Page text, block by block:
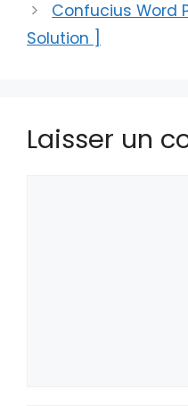
Confucius Word
Solution ]
Laisser un